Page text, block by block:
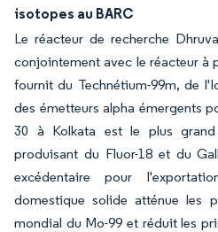
isotopes au BARC
Le réacteur de recherche
conjointement avec le réacteur à
fournit du Technétium-99m, de
des émetteurs alpha émergents
30 à Kolkata est le plus
produisant du Fluor-18 et du
excédentaire pour
domestique solide atténue les
mondial du Mo-99 et réduit les